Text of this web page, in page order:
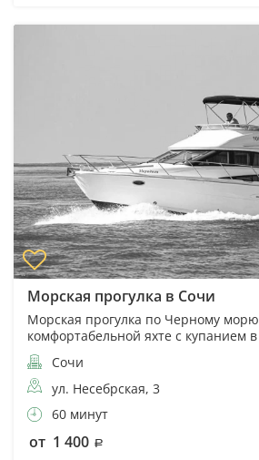
Морская прогулка в Сочи
Морская прогулка по Черному
комфортабельной яхте с купанием
Сочи
ул. Несебрская, 3
60 минут
от 1 400